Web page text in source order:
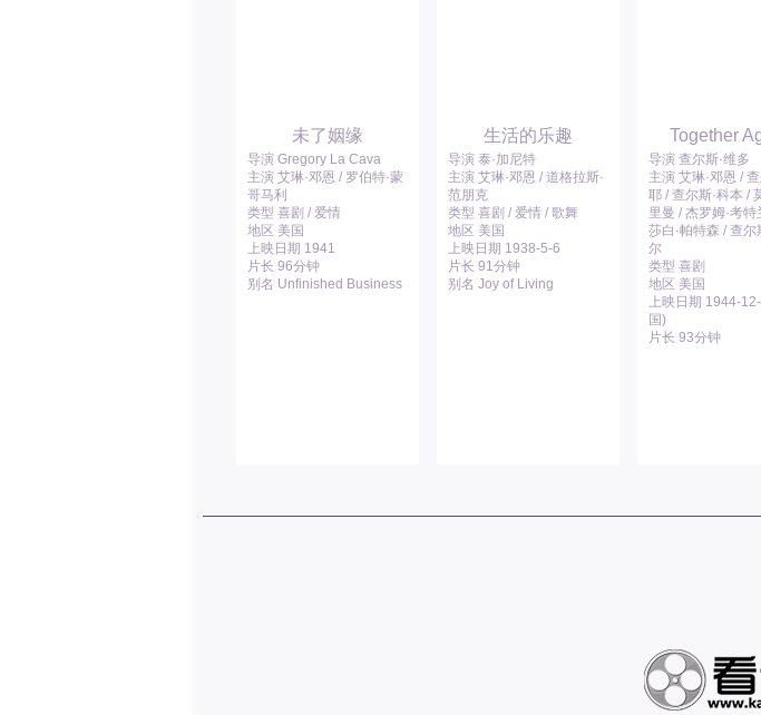
未了姻缘
导演 Gregory La Cava
主演 艾琳·邓恩 / 罗伯特·蒙
哥马利
类型 喜剧 / 爱情
地区 美国
上映日期 1941
片长 96分钟
别名 Unfinished Business
生活的乐趣
导演 泰·加尼特
主演 艾琳·邓恩 / 道格拉斯·
范朋克
类型 喜剧 / 爱情 / 歌舞
地区 美国
上映日期 1938-5-6
片长 91分钟
别名 Joy of Living
Together
导演 查尔斯·维多
主演 艾琳·邓恩 /
耶 / 查尔斯·科本 /
里曼 / 杰罗姆·考特
莎白·帕特森 / 查尔
尔
类型 喜剧
地区 美国
上映日期 1944-
国)
片长 93分钟